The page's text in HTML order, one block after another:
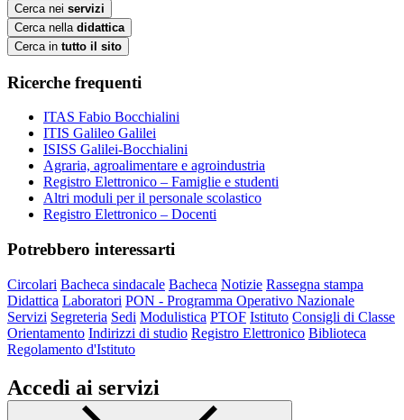
Cerca nei servizi
Cerca nella didattica
Cerca in tutto il sito
Ricerche frequenti
ITAS Fabio Bocchialini
ITIS Galileo Galilei
ISISS Galilei-Bocchialini
Agraria, agroalimentare e agroindustria
Registro Elettronico – Famiglie e studenti
Altri moduli per il personale scolastico
Registro Elettronico – Docenti
Potrebbero interessarti
Circolari Bacheca sindacale Bacheca Notizie Rassegna stampa
Didattica Laboratori PON - Programma Operativo Nazionale
Servizi Segreteria Sedi Modulistica PTOF Istituto Consigli di Classe
Orientamento Indirizzi di studio Registro Elettronico Biblioteca
Regolamento d'Istituto
Accedi ai servizi